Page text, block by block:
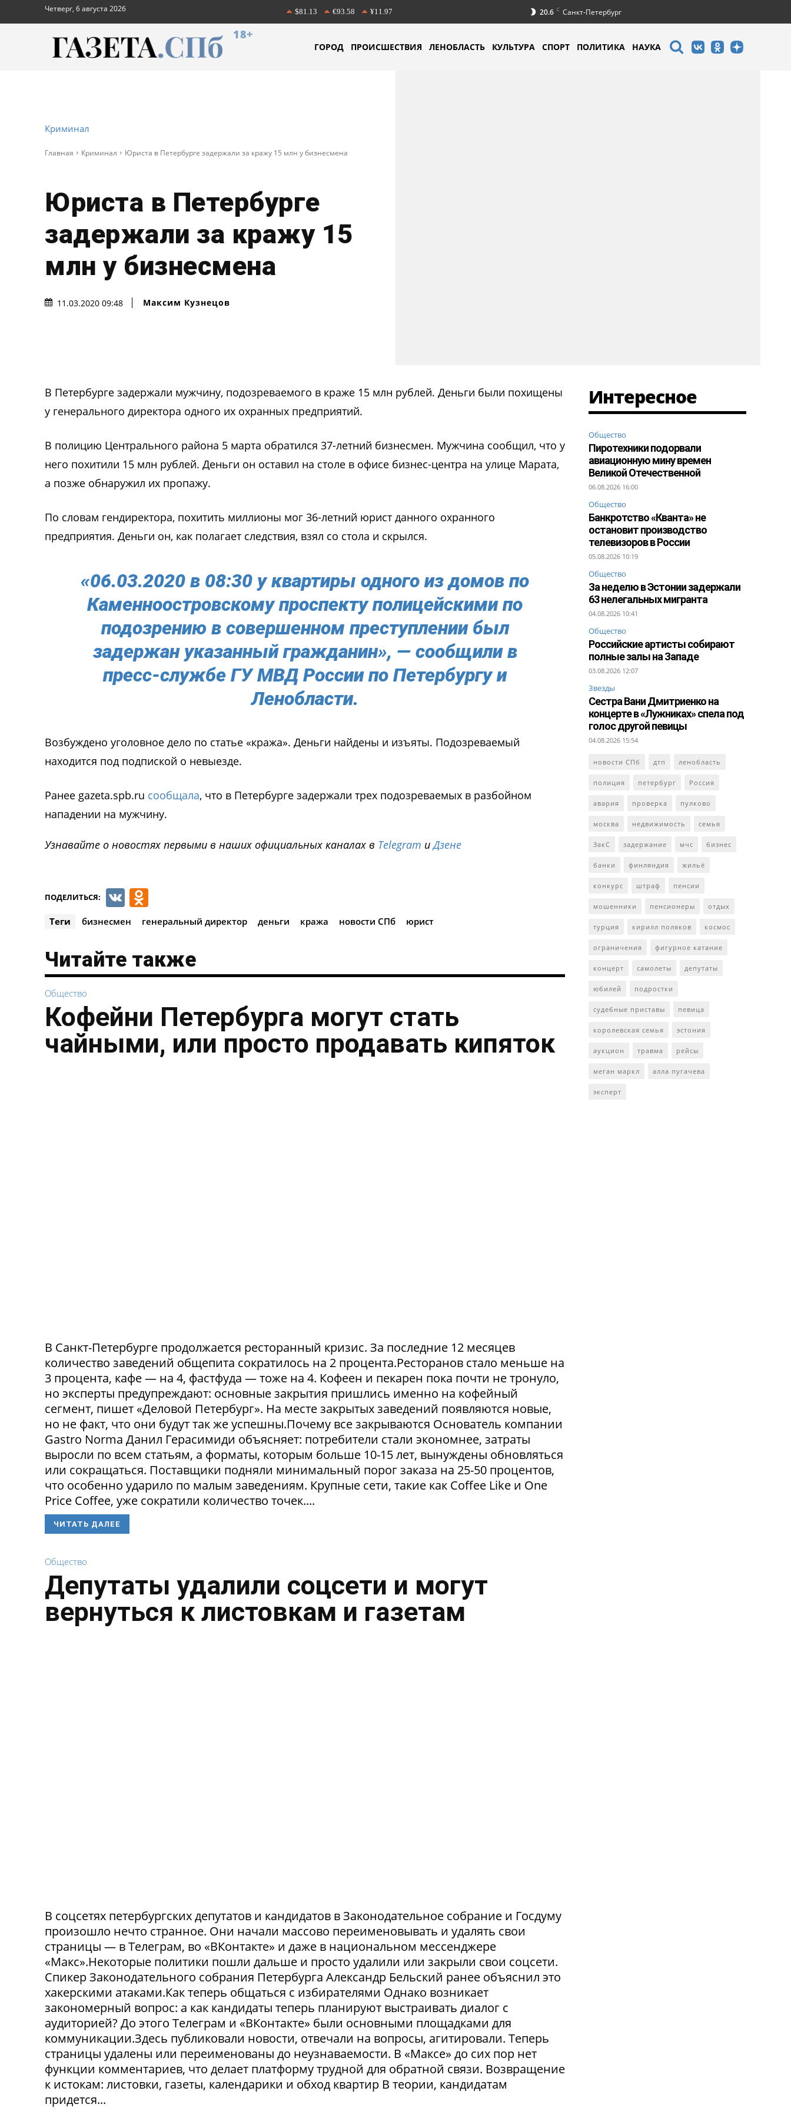
Четверг, 6 августа 2026 $81.13 €93.58 ¥11.97 20.6 C Санкт-Петербург
18+
ГОРОД ПРОИСШЕСТВИЯ ЛЕНОБЛАСТЬ КУЛЬТУРА СПОРТ ПОЛИТИКА НАУКА
Криминал
Главная Криминал Юриста в Петербурге задержали за кражу 15 млн у бизнесмена
Юриста в Петербурге
задержали за кражу 15
млн у бизнесмена
11.03.2020 09:48 Максим Кузнецов
В Петербурге задержали мужчину, подозреваемого в краже 15 млн рублей. Деньги были похищены
у генерального директора одного их охранных предприятий.
В полицию Центрального района 5 марта обратился 37-летний бизнесмен. Мужчина сообщил, что у
него похитили 15 млн рублей. Деньги он оставил на столе в офисе бизнес-центра на улице Марата,
а позже обнаружил их пропажу.
По словам гендиректора, похитить миллионы мог 36-летний юрист данного охранного
предприятия. Деньги он, как полагает следствия, взял со стола и скрылся.
«06.03.2020 в 08:30 у квартиры одного из домов по
Каменноостровскому проспекту полицейскими по
подозрению в совершенном преступлении был
задержан указанный гражданин», — сообщили в
пресс-службе ГУ МВД России по Петербургу и
Ленобласти.
Возбуждено уголовное дело по статье «кража». Деньги найдены и изъяты. Подозреваемый
находится под подпиской о невыезде.
Ранее gazeta.spb.ru сообщала, что в Петербурге задержали трех подозреваемых в разбойном
нападении на мужчину.
Узнавайте о новостях первыми в наших официальных каналах в Telegram иДзене
ПОДЕЛИТЬСЯ: VK
Теги бизнесмен генеральный директор деньги кража новости СПб юрист
Читайте также
Общество
Кофейни Петербурга могут стать
чайными, или просто продавать кипяток
В Санкт-Петербурге продолжается ресторанный кризис. За последние 12 месяцев
количество заведений общепита сократилось на 2 процента.Ресторанов стало меньше на
3 процента, кафе — на 4, фастфуда — тоже на 4. Кофеен и пекарен пока почти не тронуло,
но эксперты предупреждают: основные закрытия пришлись именно на кофейный
сегмент, пишет «Деловой Петербург». На месте закрытых заведений появляются новые,
но не факт, что они будут так же успешны.Почему все закрываются Основатель компании
Gastro Norma Данил Герасимиди объясняет: потребители стали экономнее, затраты
выросли по всем статьям, а форматы, которым больше 10-15 лет, вынуждены обновляться
или сокращаться. Поставщики подняли минимальный порог заказа на 25-50 процентов,
что особенно ударило по малым заведениям. Крупные сети, такие как Coffee Like и One
Price Coffee, уже сократили количество точек....
ЧИТАТЬ ДАЛЕЕ
Общество
Депутаты удалили соцсети и могут
вернуться к листовкам и газетам
В соцсетях петербургских депутатов и кандидатов в Законодательное собрание и Госдуму
произошло нечто странное. Они начали массово переименовывать и удалять свои
страницы — в Телеграм, во «ВКонтакте» и даже в национальном мессенджере
«Макс».Некоторые политики пошли дальше и просто удалили или закрыли свои соцсети.
Спикер Законодательного собрания Петербурга Александр Бельский ранее объяснил это
хакерскими атаками.Как теперь общаться с избирателями Однако возникает
закономерный вопрос: а как кандидаты теперь планируют выстраивать диалог с
аудиторией? До этого Телеграм и «ВКонтакте» были основными площадками для
коммуникации.Здесь публиковали новости, отвечали на вопросы, агитировали. Теперь
страницы удалены или переименованы до неузнаваемости. В «Максе» до сих пор нет
функции комментариев, что делает платформу трудной для обратной связи. Возвращение
к истокам: листовки, газеты, календарики и обход квартир В теории, кандидатам
придется...
Интересное
Общество
Пиротехники подорвали
авиационную мину времен
Великой Отечественной
06.08.2026 16:00
Общество
Банкротство «Кванта» не
остановит производство
телевизоров в России
05.08.2026 10:19
Общество
За неделю в Эстонии задержали
63 нелегальных мигранта
04.08.2026 10:41
Общество
Российские артисты собирают
полные залы на Западе
03.08.2026 12:07
Звезды
Сестра Вани Дмитриенко на
концерте в «Лужниках» спела под
голос другой певицы
04.08.2026 15:54
новости СПб дтп ленобласть
полиция петербург Россия
авария проверка пулково
москва недвижимость семья
ЗакС задержание мчс бизнес
банки финляндия жильё
конкурс штраф пенсии
мошенники пенсионеры отдых
турция кирилл поляков космос
ограничения фигурное катание
концерт самолеты депутаты
юбилей подростки
судебные приставы певица
королевская семья эстония
аукцион травма рейсы
меган маркл алла пугачева
эксперт